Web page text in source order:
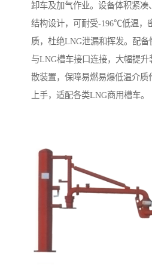
卸车及加气作业。设备体积紧凑
结构设计，可耐受-196℃低温，
质，杜绝LNG泄漏和挥发。配
与LNG槽车接口连接，大幅提
散装置，保障易燃易爆低温介质
上手，适配各类LNG商用槽车。